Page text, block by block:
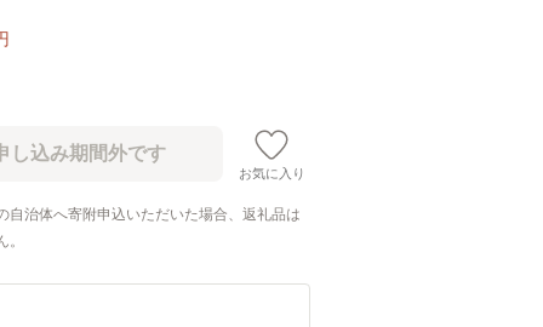
お気に入り
自治体へ寄附申込いただいた場合、返礼品は